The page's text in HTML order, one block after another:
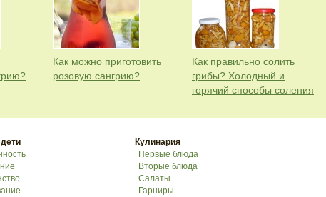
Как можно приготовить
розовую сангрию?
Как правильно солить
грибы? Холодный и
горячий способы соления
Кулинария
Первые блюда
Вторые блюда
Салаты
Гарниры